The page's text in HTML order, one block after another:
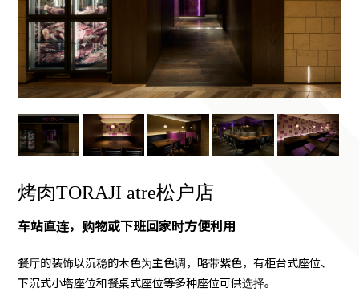
烤肉TORAJI atre松户店
车站直连，购物或下班回家时方便利用
餐厅的装饰以沉稳的木色为主色调，略带紫色，有柜台式座位、
下沉式小塔座位和餐桌式座位等多种座位可供选择。